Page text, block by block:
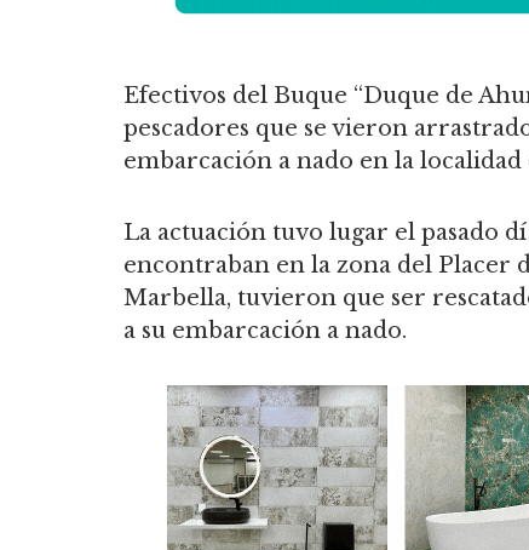
Efectivos del Buque “Duque de
pescadores que se vieron
embarcación a nado en la
La actuación tuvo lugar el pasado
encontraban en la zona del Placer
Marbella, tuvieron que ser
a su embarcación a nado.